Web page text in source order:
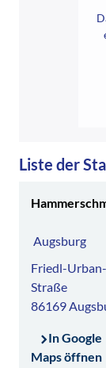
Liste der
Augsburg
Friedl-Urban-
Straße
86169
In Google
Maps öffnen